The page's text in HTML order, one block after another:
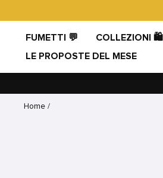
direttamente
contenuti
FUMETTI 💬 COLLEZIONI 🛍️
LE PROPOSTE DEL MESE
Home /